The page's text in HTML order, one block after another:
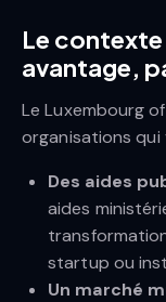
Le
avantage,
Le Luxembourg
organisations qui
Des aides
aides
startup ou
Un marché